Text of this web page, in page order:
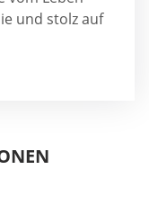
und stolz auf